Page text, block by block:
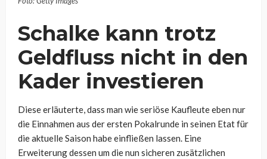
Schalke kann trotz
Geldfluss nicht in den
Kader investieren
Diese erläuterte, dass man wie seriöse Kaufleute eben nur
die Einnahmen aus der ersten Pokalrunde in seinen Etat für
die aktuelle Saison habe einfließen lassen. Eine
Erweiterung dessen um die nun sicheren zusätzlichen